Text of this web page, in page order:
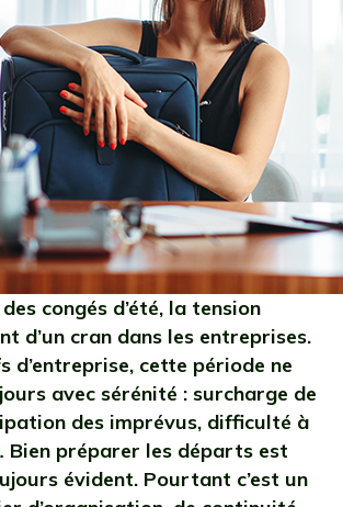
congés d’été, la tension
d’un cran dans les entreprises.
d’entreprise, cette période ne
avec sérénité : surcharge de
des imprévus, difficulté à
Bien préparer les départs est
évident. Pourtant c’est un